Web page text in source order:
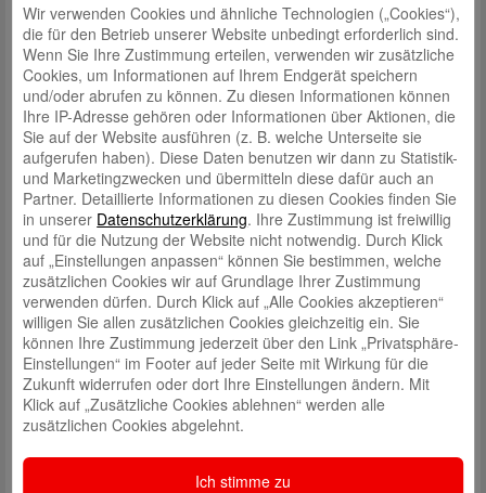
Herr
Frau
Vorname*
Nachname*
Geburtsdatum*
E-Mail*
Aktuelle Adresse
Straße*
Hausnummer*
Wir verwenden Cookies und ähnliche Technologien („Cookies“),
die für den Betrieb unserer Website unbedingt erforderlich sind.
Wenn Sie Ihre Zustimmung erteilen, verwenden wir zusätzliche
Cookies, um Informationen auf Ihrem Endgerät speichern
und/oder abrufen zu können. Zu diesen Informationen können
Ihre IP-Adresse gehören oder Informationen über Aktionen, die
Sie auf der Website ausführen (z. B. welche Unterseite sie
aufgerufen haben). Diese Daten benutzen wir dann zu Statistik-
und Marketingzwecken und übermitteln diese dafür auch an
Partner. Detaillierte Informationen zu diesen Cookies finden Sie
in unserer Datenschutzerklärung. Ihre Zustimmung ist freiwillig
und für die Nutzung der Website nicht notwendig. Durch Klick
auf „Einstellungen anpassen“ können Sie bestimmen, welche
zusätzlichen Cookies wir auf Grundlage Ihrer Zustimmung
verwenden dürfen. Durch Klick auf „Alle Cookies akzeptieren“
willigen Sie allen zusätzlichen Cookies gleichzeitig ein. Sie
können Ihre Zustimmung jederzeit über den Link „Privatsphäre-
Einstellungen“ im Footer auf jeder Seite mit Wirkung für die
Zukunft widerrufen oder dort Ihre Einstellungen ändern. Mit
Klick auf „Zusätzliche Cookies ablehnen“ werden alle
zusätzlichen Cookies abgelehnt.
Ich stimme zu